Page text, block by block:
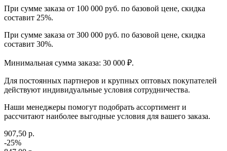
При сумме заказа от 100 000 руб. по базовой цене, скидка
составит 25%.
При сумме заказа от 300 000 руб. по базовой цене, скидка
составит 30%.
Минимальная сумма заказа: 30 000 ₽.
Для постоянных партнеров и крупных оптовых покупателей
действуют индивидуальные условия сотрудничества.
Наши менеджеры помогут подобрать ассортимент и
рассчитают наиболее выгодные условия для вашего заказа.
907,50 р.
-25%